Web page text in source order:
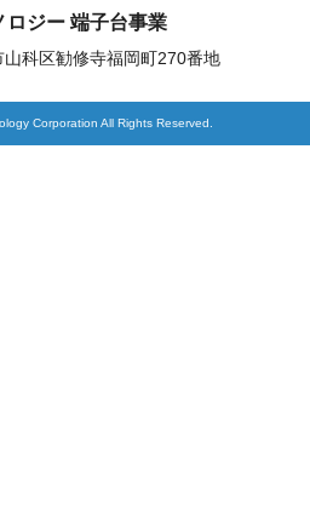
ーサイトへ
ロジー 端子台事業
科区勧修寺福岡町270番地
Corporation All Rights Reserved.